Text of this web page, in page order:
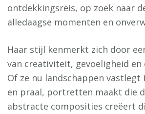
ontdekkingsreis, op zoek naar
alledaagse momenten en
Haar stijl kenmerkt zich door
van creativiteit, gevoeligheid en
Of ze nu landschappen
en praal, portretten maakt die
abstracte composities creëert